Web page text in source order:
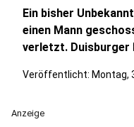
Ein bisher
einen Mann
verletzt. Duisburger
Veröffentlicht: Montag,
Anzeige